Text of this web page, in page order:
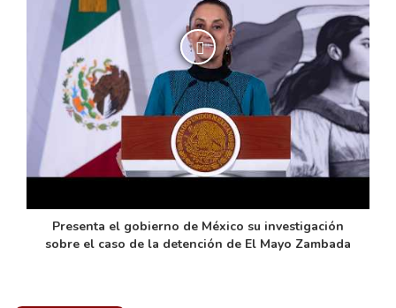
Presenta el gobierno de México su investigación
sobre el caso de la detención de El Mayo Zambada